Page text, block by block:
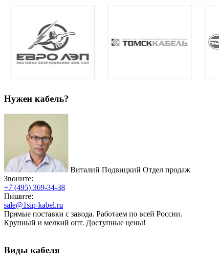
Нужен кабель?
Виталий Подвицкий Отдел продаж
Звоните:
+7 (495) 369-34-38
Пишите:
sale@1sip-kabel.ru
Прямые поставки с завода. Работаем по всей России.
Крупный и мелкий опт. Доступные цены!
Виды кабеля